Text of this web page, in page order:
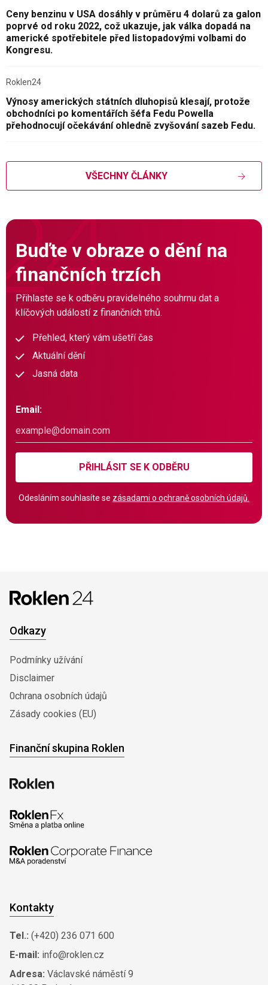
Ceny benzinu v USA dosáhly v průměru 4 dolarů za galon
poprvé od roku 2022, což ukazuje, jak válka dopadá na
americké spotřebitele před listopadovými volbami do
Kongresu.
Roklen24
Výnosy amerických státních dluhopisů klesají, protože
obchodníci po komentářích šéfa Fedu Powella
přehodnocují očekávání ohledně zvyšování sazeb Fedu.
VŠECHNY ČLÁNKY
Buďte v obraze o dění na
finančních trzích
Přihlaste se k odběru pravidelného souhrnu dat a
klíčových událostí z finančních trhů.
Přehled, který vám ušetří čas
Aktuální dění
Jasná data
Email:
PŘIHLÁSIT SE K ODBĚRU
Odesláním souhlasíte se zásadami o ochraně osobních údajů.
Odkazy
Podmínky užívání
Disclaimer
0chrana osobních údajů
Zásady cookies (EU)
Finanční skupina Roklen
Kontakty
Tel.: (+420) 236 071 600
E-mail: info@roklen.cz
Adresa: Václavské náměstí 9